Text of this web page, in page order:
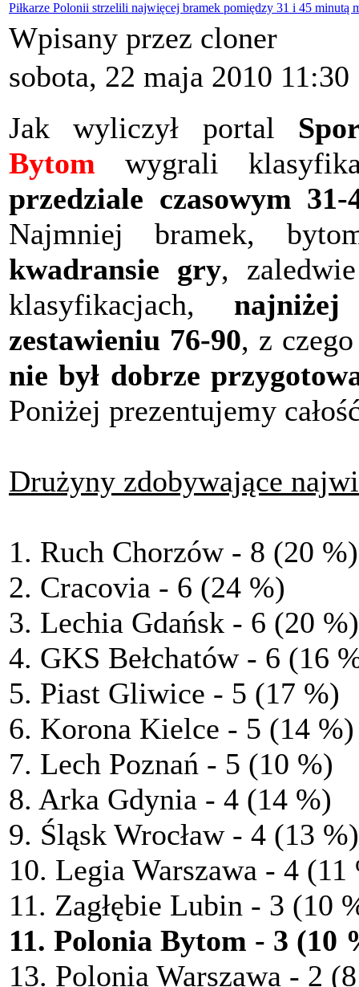
Piłkarze Polonii strzelili najwięcej bramek pomiędzy 31 i 45 minutą
Wpisany przez cloner
sobota, 22 maja 2010 11:30
Jak wyliczył portal
Bytom wygrali
przedziale czasowym 31-
Najmniej bramek,
kwadransie gry,
klasyfikacjach,
zestawieniu 76-90, z
nie był dobrze
Poniżej prezentujemy
Drużyny zdobywające
1. Ruch Chorzów - 8 (20 %)
2. Cracovia - 6 (24 %)
3. Lechia Gdańsk - 6 (20 %)
4. GKS Bełchatów - 6 (16
5. Piast Gliwice - 5 (17 %)
6. Korona Kielce - 5 (14 %)
7. Lech Poznań - 5 (10 %)
8. Arka Gdynia - 4 (14 %)
9. Śląsk Wrocław - 4 (13 %)
10. Legia Warszawa - 4 (11
11. Zagłębie Lubin - 3 (10
11. Polonia Bytom - 3 (10
13. Polonia Warszawa - 2